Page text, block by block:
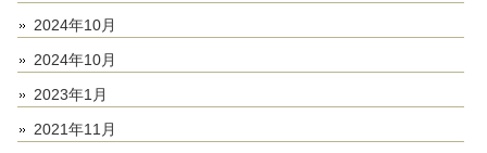
2024年10月
2024年10月
2023年1月
2021年11月